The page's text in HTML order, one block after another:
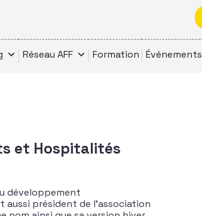
Réseau AFF Formation Événements
et Hospitalités
développement
aussi président de l’association